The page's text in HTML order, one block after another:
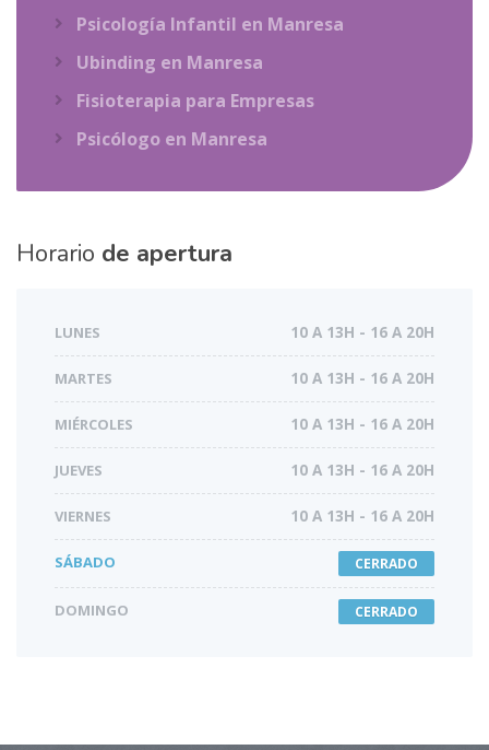
Psicología Infantil en Manresa
Ubinding en Manresa
Fisioterapia para Empresas
Psicólogo en Manresa
Horario de apertura
LUNES 10 A 13H - 16 A 20H
MARTES 10 A 13H - 16 A 20H
MIÉRCOLES 10 A 13H - 16 A 20H
JUEVES 10 A 13H - 16 A 20H
VIERNES 10 A 13H - 16 A 20H
SÁBADO CERRADO
DOMINGO CERRADO